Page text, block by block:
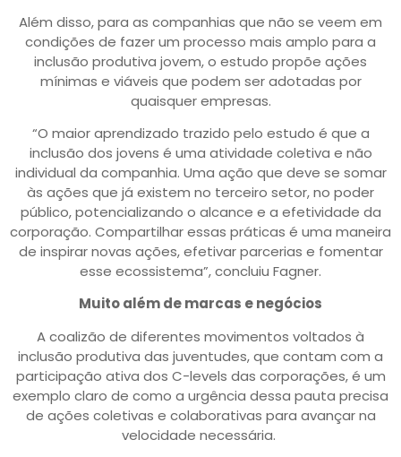
Além disso, para as companhias que não se veem em
condições de fazer um processo mais amplo para a
inclusão produtiva jovem, o estudo propõe ações
mínimas e viáveis que podem ser adotadas por
quaisquer empresas.
“O maior aprendizado trazido pelo estudo é que a
inclusão dos jovens é uma atividade coletiva e não
individual da companhia. Uma ação que deve se somar
às ações que já existem no terceiro setor, no poder
público, potencializando o alcance e a efetividade da
corporação. Compartilhar essas práticas é uma maneira
de inspirar novas ações, efetivar parcerias e fomentar
esse ecossistema”, concluiu Fagner.
Muito além de marcas e negócios
A coalizão de diferentes movimentos voltados à
inclusão produtiva das juventudes, que contam com a
participação ativa dos C-levels das corporações, é um
exemplo claro de como a urgência dessa pauta precisa
de ações coletivas e colaborativas para avançar na
velocidade necessária.